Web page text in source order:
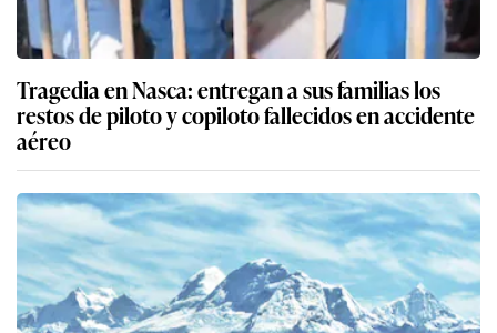
Tragedia en Nasca: entregan a sus familias los
restos de piloto y copiloto fallecidos en accidente
aéreo